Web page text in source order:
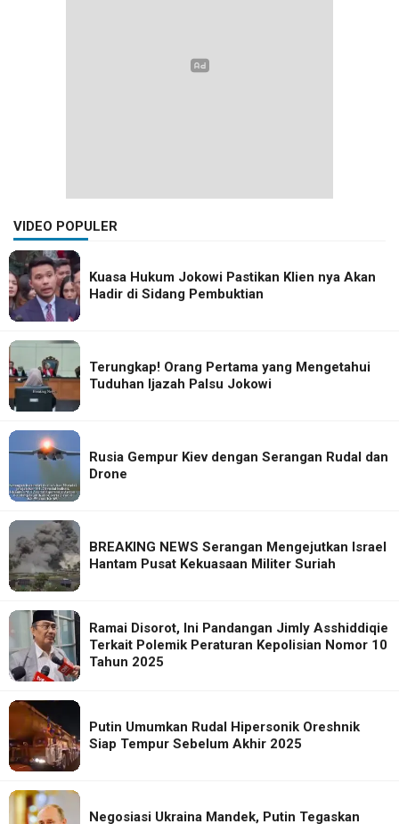
VIDEO POPULER
Kuasa Hukum Jokowi Pastikan Klien nya Akan
Hadir di Sidang Pembuktian
Terungkap! Orang Pertama yang Mengetahui
Tuduhan Ijazah Palsu Jokowi
Rusia Gempur Kiev dengan Serangan Rudal dan
Drone
BREAKING NEWS Serangan Mengejutkan Israel
Hantam Pusat Kekuasaan Militer Suriah
Ramai Disorot, Ini Pandangan Jimly Asshiddiqie
Terkait Polemik Peraturan Kepolisian Nomor 10
Tahun 2025
Putin Umumkan Rudal Hipersonik Oreshnik
Siap Tempur Sebelum Akhir 2025
Negosiasi Ukraina Mandek, Putin Tegaskan